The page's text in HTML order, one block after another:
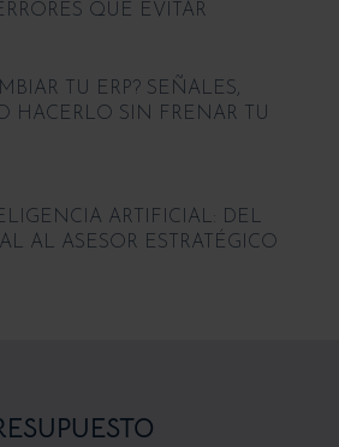
QUE EVITAR
TU ERP? SEÑALES,
HACERLO SIN FRENAR TU
ARTIFICIAL: DEL
AL ASESOR ESTRATÉGICO